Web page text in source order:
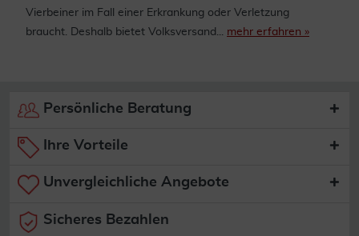
Vierbeiner im Fall einer Erkrankung oder Verletzung
braucht. Deshalb bietet Volksversand... mehr erfahren »
Persönliche Beratung
Ihre Vorteile
Unvergleichliche Angebote
Sicheres Bezahlen